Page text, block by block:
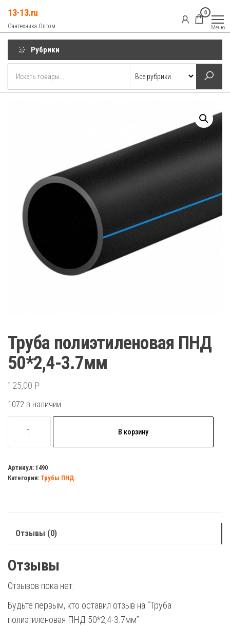
содержимому
13-13.ru
Сантехника Оптом
0
Меню
Рубрики
Труба полиэтиленовая ПНД
50*2,4-3.7мм
125,00 ₽
1072 в наличии
товара
полиэтиленовая
ПНД
В корзину
Артикул: 1490
Категория: Трубы ПНД
Отзывы (0)
Отзывы
Отзывов пока нет.
Будьте первым, кто оставил отзыв на “Труба
полиэтиленовая ПНД 50*2,4-3.7мм”